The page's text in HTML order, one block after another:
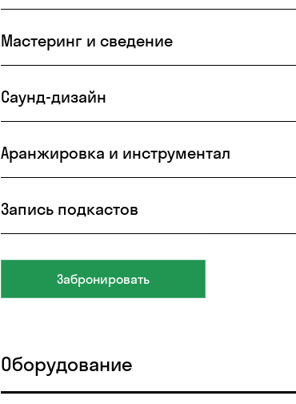
Мастеринг и сведение
Саунд-дизайн
Аранжировка и инструментал
Запись подкастов
Забронировать
Оборудование